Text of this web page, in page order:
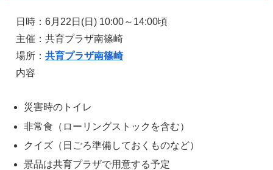
日時：6月22日(日) 10:00～14:00頃
主催：共育プラザ南篠崎
場所： 共育プラザ南篠崎
内容
災害時のトイレ
非常食（ローリングストックを含む）
クイズ（日ごろ準備しておくものなど）
景品は共育プラザで用意する予定